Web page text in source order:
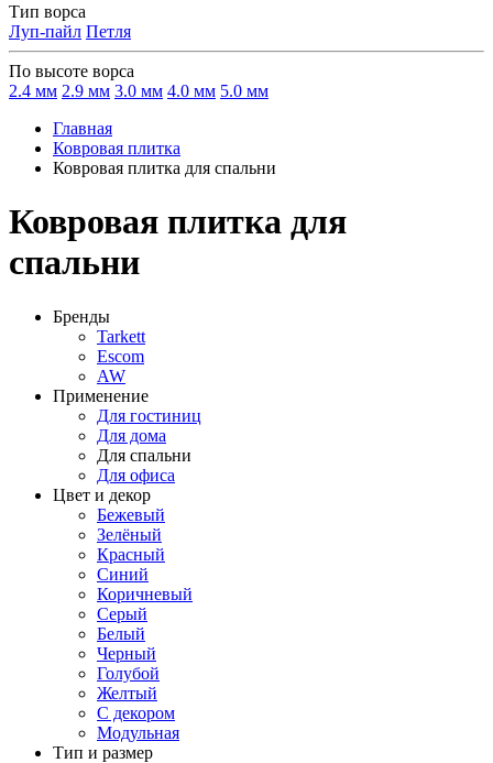
Тип ворса
Луп-пайл Петля
По высоте ворса
2.4 мм 2.9 мм 3.0 мм 4.0 мм 5.0 мм
Главная
Ковровая плитка
Ковровая плитка для спальни
Ковровая плитка для
спальни
Бренды
Tarkett
Escom
AW
Применение
Для гостиниц
Для дома
Для спальни
Для офиса
Цвет и декор
Бежевый
Зелёный
Красный
Синий
Коричневый
Серый
Белый
Черный
Голубой
Желтый
С декором
Модульная
Тип и размер